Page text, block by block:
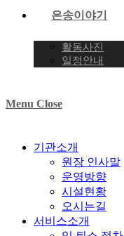
은송이야기
활동사진
일정안내
Menu Close
기관소개
원장 인사말
운영방향
시설현황
오시는길
서비스소개